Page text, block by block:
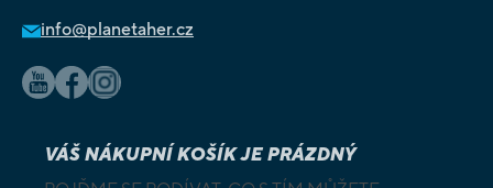
info@planetaher.cz
VÁŠ NÁKUPNÍ KOŠÍK JE PRÁZDNÝ